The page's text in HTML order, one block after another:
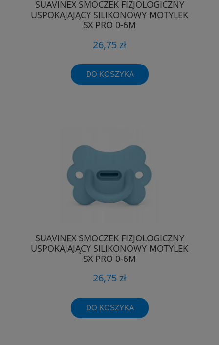
SUAVINEX SMOCZEK FIZJOLOGICZNY
USPOKAJAJĄCY SILIKONOWY MOTYLEK
SX PRO 0-6M
26,75 zł
DO KOSZYKA
SUAVINEX SMOCZEK FIZJOLOGICZNY
USPOKAJAJĄCY SILIKONOWY MOTYLEK
SX PRO 0-6M
26,75 zł
DO KOSZYKA